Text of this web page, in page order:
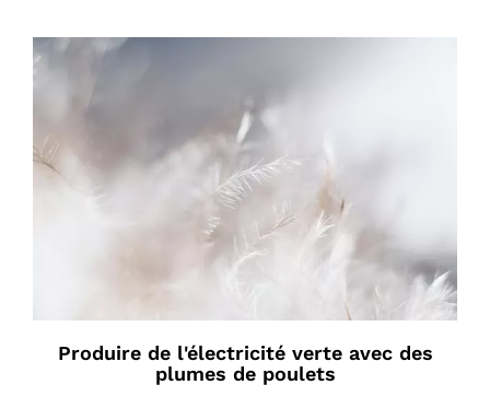
Produire de l'électricité verte avec des
plumes de poulets